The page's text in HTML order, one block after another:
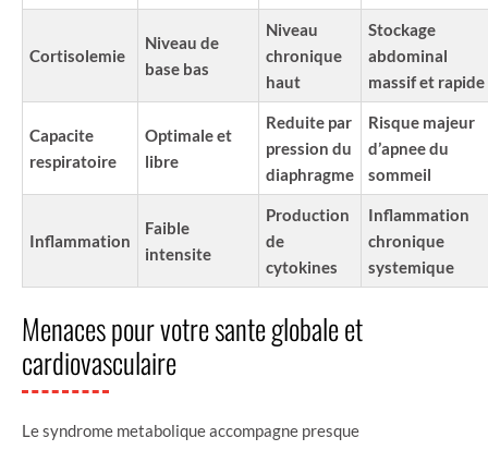
Cortisolemie
Niveau de
base bas
Niveau
chronique
haut
Stockage
abdominal
massif et rapide
Capacite
respiratoire
Optimale et
libre
Reduite par
pression du
diaphragme
Risque majeur
d’apnee du
sommeil
Inflammation
Faible
intensite
Production
de
cytokines
Inflammation
chronique
systemique
Menaces pour votre sante globale et
cardiovasculaire
Le syndrome metabolique accompagne presque